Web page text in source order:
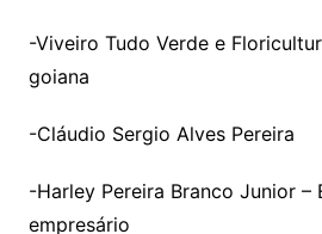
-Viveiro Tudo Verde e
goiana
-Cláudio Sergio Alves Pereira
-Harley Pereira Branco Junior –
empresário